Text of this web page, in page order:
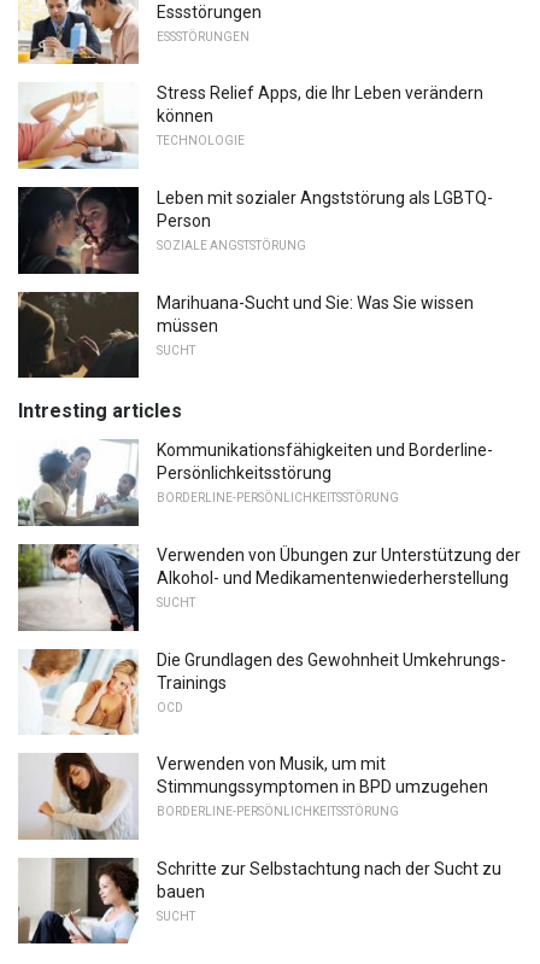
Essstörungen
ESSSTÖRUNGEN
Stress Relief Apps, die Ihr Leben verändern
können
TECHNOLOGIE
Leben mit sozialer Angststörung als LGBTQ-
Person
SOZIALE ANGSTSTÖRUNG
Marihuana-Sucht und Sie: Was Sie wissen
müssen
SUCHT
Intresting articles
Kommunikationsfähigkeiten und Borderline-
Persönlichkeitsstörung
BORDERLINE-PERSÖNLICHKEITSSTÖRUNG
Verwenden von Übungen zur Unterstützung der
Alkohol- und Medikamentenwiederherstellung
SUCHT
Die Grundlagen des Gewohnheit Umkehrungs-
Trainings
OCD
Verwenden von Musik, um mit
Stimmungssymptomen in BPD umzugehen
BORDERLINE-PERSÖNLICHKEITSSTÖRUNG
Schritte zur Selbstachtung nach der Sucht zu
bauen
SUCHT